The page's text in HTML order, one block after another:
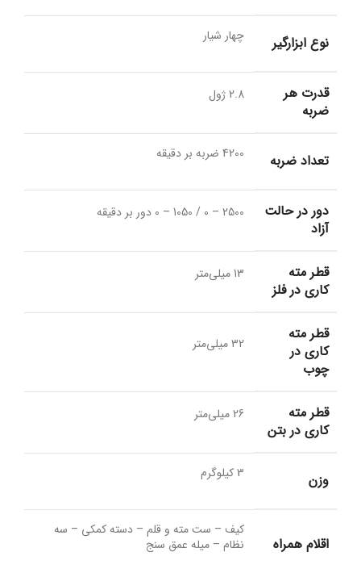
نوع ابزارگیر چهار شیار
قدرت هر
ضربه
2.8 ژول
تعداد ضربه 4200 ضربه بر دقیقه
دور در حالت
آزاد
2500 – 0 / 1050 – 0 دور بر دقیقه
قطر مته
کاری در فلز
13 میلی‌متر
قطر مته
کاری در
چوب
32 میلی‌متر
قطر مته
کاری در بتن
26 میلی‌متر
وزن 3 کیلوگرم
اقلام همراه
کیف – ست مته و قلم – دسته کمکی – سه
نظام – میله عمق سنج